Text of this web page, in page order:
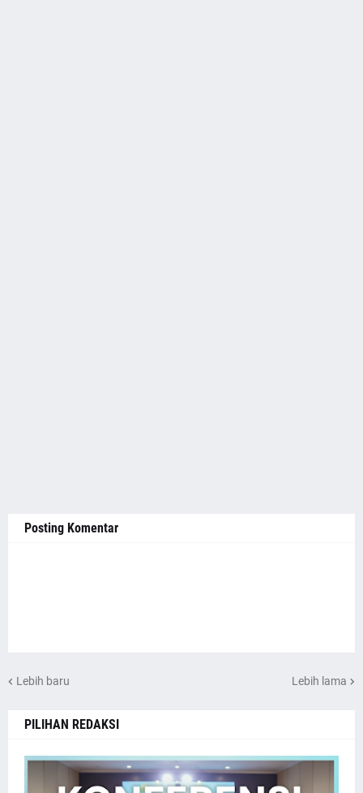
Posting Komentar
Lebih baru Lebih lama
PILIHAN REDAKSI